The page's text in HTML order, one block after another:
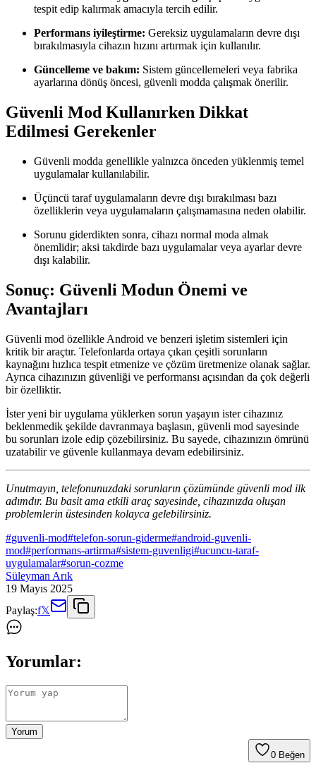
tespit edip kalırmak amacıyla tercih edilir.
Performans iyileştirme: Gereksiz uygulamaların devre dışı
bırakılmasıyla cihazın hızını artırmak için kullanılır.
Güncelleme ve bakım: Sistem güncellemeleri veya fabrika
ayarlarına dönüş öncesi, güvenli modda çalışmak önerilir.
Güvenli Mod Kullanırken Dikkat
Edilmesi Gerekenler
Güvenli modda genellikle yalnızca önceden yüklenmiş temel
uygulamalar kullanılabilir.
Üçüncü taraf uygulamaların devre dışı bırakılması bazı
özelliklerin veya uygulamaların çalışmamasına neden olabilir.
Sorunu giderdikten sonra, cihazı normal moda almak
önemlidir; aksi takdirde bazı uygulamalar veya ayarlar devre
dışı kalabilir.
Sonuç: Güvenli Modun Önemi ve
Avantajları
Güvenli mod özellikle Android ve benzeri işletim sistemleri için
kritik bir araçtır. Telefonlarda ortaya çıkan çeşitli sorunların
kaynağını hızlıca tespit etmenize ve çözüm üretmenize olanak sağlar.
Ayrıca cihazınızın güvenliği ve performansı açısından da çok değerli
bir özelliktir.
İster yeni bir uygulama yüklerken sorun yaşayın ister cihazınız
beklenmedik şekilde davranmaya başlasın, güvenli mod sayesinde
bu sorunları izole edip çözebilirsiniz. Bu sayede, cihazınızın ömrünü
uzatabilir ve güvenle kullanmaya devam edebilirsiniz.
Unutmayın, telefonunuzdaki sorunların çözümünde güvenli mod ilk
adımdır. Bu basit ama etkili araç sayesinde, cihazınızda oluşan
problemlerin üstesinden kolayca gelebilirsiniz.
#guvenli-mod#telefon-sorun-giderme#android-guvenli-
mod#performans-artirma#sistem-guvenligi#ucuncu-taraf-
uygulamalar#sorun-cozme
Süleyman Arık
19 Mayıs 2025
Paylaş:f𝕏
Yorumlar:
Yorum
0 Beğen